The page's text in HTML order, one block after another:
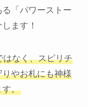
「パワーストー
ます！
はなく、スピリチ
やお札にも神様
す。